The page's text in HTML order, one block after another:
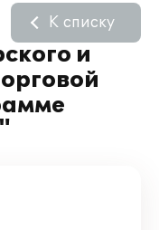
и
К списку